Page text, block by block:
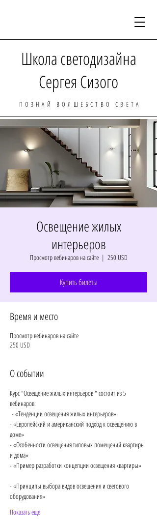
ПОЗНАЙ ВОЛШЕБСТВО СВЕТА
Школа светодизайна
Сергея Сизого
Освещение жилых
интерьеров
Просмотр вебинаров на сайте
  |
250 USD
Купить билеты
Время и место
Просмотр вебинаров на сайте
250 USD
О событии
Курс "Освещение жилых интерьеров " состоит из 5
вебинаров:
- «Тенденции освещения жилых интерьеров»
- «Европейский и американский подход к освещению в
доме»
- «Особенности освещения типовых помещений квартиры
и дома» ⠀
- «Пример разработки концепции освещения квартиры»
- «Принципы выбора видов освещения и светового
оборудования»
Показать еще